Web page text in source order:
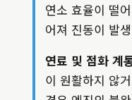
연소 효율이 떨
어져 진동이 발
연료 및 점화 계
이 원활하지 않